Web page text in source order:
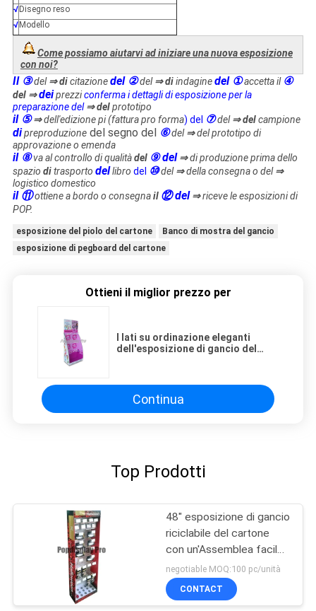
√ Disegno reso
√ Modello
Come possiamo aiutarvi ad iniziare una nuova esposizione
con noi?
Il ③del⇒ dicitazionedel ②del⇒ diindaginedel ①accetta il ④
del ⇒deiprezziconferma i dettagli di esposizione per la
preparazione del ⇒ delprototipo
il ⑤ ⇒dell'edizione pi (fattura pro forma) del ⑦del⇒ delcampione
dipreproduzionedel segno del ⑥del⇒del prototipo di
approvazione o emenda
il ⑧va al controllo di qualitàdel ⑨ del⇒di produzione prima dello
spazio ditrasporto dellibro del ⑩del⇒della consegna o del⇒
logistico domestico
il ⑪ottiene a bordo o consegnail ⑫ del⇒riceve le esposizioni di
POP.
esposizione del piolo del cartone
Banco di mostra del gancio
esposizione di pegboard del cartone
Ottieni il miglior prezzo per
I lati su ordinazione eleganti
dell'esposizione di gancio del
Continua
Top Prodotti
48" esposizione di gancio
riciclabile del cartone
con un'Assemblea facile
di 20 ganci del piolo
negotiable MOQ:100 pc/unità
CONTACT